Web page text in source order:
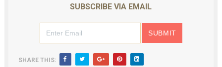
SUBSCRIBE VIA EMAIL
SHARE THIS: